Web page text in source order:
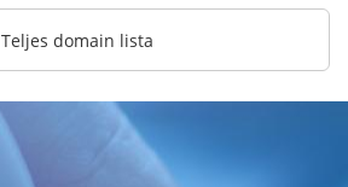
Teljes domain lista